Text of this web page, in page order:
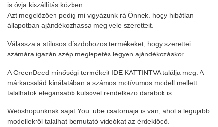
is óvja kiszállítás közben.
Azt megelőzően pedig mi vigyázunk rá Önnek, hogy hibátlan
állapotban ajándékozhassa meg vele szeretteit.
Válassza a stílusos díszdobozos termékeket, hogy szerettei
számára igazán szép meglepetés legyen ajándékozáskor.
A GreenDeed minőségi termékeit IDE KATTINTVAtalálja meg. A
márkacsalád kínálatában a számos motívumos modell mellett
találhatók elegánsabb külsővel rendelkező darabok is.
Webshopunknak saját YouTube csatornája is van, ahol a legújabb
modellekről találhat bemutató videókat az érdeklődő.